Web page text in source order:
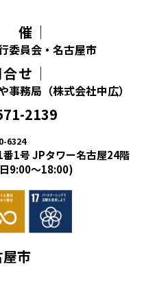
催│
委員会・名古屋市
せ│
務局（株式会社中広）
2139
6324
1号 JPタワー名古屋24階
9:00～18:00)
市